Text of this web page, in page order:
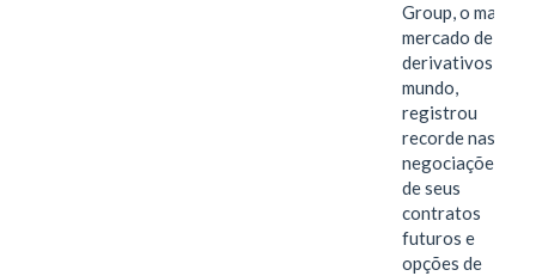
Group, o maior
mercado de
derivativos do
mundo,
registrou
recorde nas
negociações
de seus
contratos
futuros e
opções de